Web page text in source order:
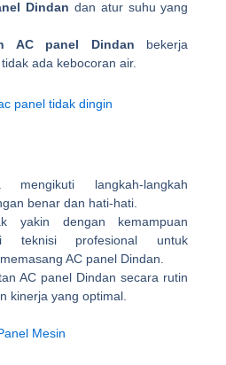
Dindan dan atur suhu yang
AC panel Dindan bekerja
ada kebocoran air.
panel tidak dingin
mengikuti langkah-langkah
benar dan hati-hati.
yakin dengan kemampuan
teknisi profesional untuk
AC panel Dindan.
AC panel Dindan secara rutin
kinerja yang optimal.
Mesin